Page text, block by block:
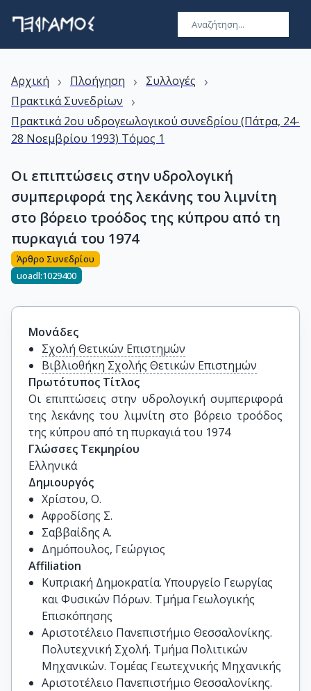
Αρχική › Πλοήγηση › Συλλογές ›
Πρακτικά Συνεδρίων ›
Πρακτικά 2ου υδρογεωλογικού συνεδρίου (Πάτρα, 24-
28 Νοεμβρίου 1993) Τόμος 1
Οι επιπτώσεις στην υδρολογική
συμπεριφορά της λεκάνης του λιμνίτη
στο βόρειο τροόδος της κύπρου από τη
πυρκαγιά του 1974
Άρθρο Συνεδρίου
uoadl:1029400
Μονάδες
Σχολή Θετικών Επιστημών
Βιβλιοθήκη Σχολής Θετικών Επιστημών
Πρωτότυπος Τίτλος
Οι επιπτώσεις στην υδρολογική συμπεριφορά
της λεκάνης του λιμνίτη στο βόρειο τροόδος
της κύπρου από τη πυρκαγιά του 1974
Γλώσσες Τεκμηρίου
Ελληνικά
Δημιουργός
Χρίστου, Ο.
Αφροδίσης Σ.
Σαββαίδης Α.
Δημόπουλος, Γεώργιος
Affiliation
Κυπριακή Δημοκρατία. Υπουργείο Γεωργίας
και Φυσικών Πόρων. Τμήμα Γεωλογικής
Επισκόπησης
Αριστοτέλειο Πανεπιστήμιο Θεσσαλονίκης.
Πολυτεχνική Σχολή. Τμήμα Πολιτικών
Μηχανικών. Τομέας Γεωτεχνικής Μηχανικής
Αριστοτέλειο Πανεπιστήμιο Θεσσαλονίκης.